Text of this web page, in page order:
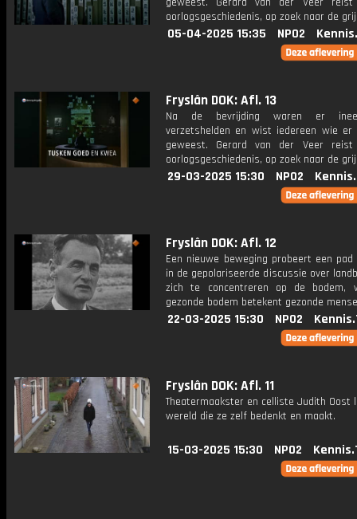
oorlogsgeschiedenis, op zoek naar de
05-04-2025 15:35 NPO2
Fryslân DOK: Afl. 13
Na de bevrijding waren er
verzetshelden en wist iedereen wie
geweest. Gerard van der Veer
oorlogsgeschiedenis, op zoek naar de
29-03-2025 15:30 NPO2
Fryslân DOK: Afl. 12
Een nieuwe beweging probeert een
in de gepolariseerde discussie over
zich te concentreren op de bodem,
gezonde bodem betekent gezonde
22-03-2025 15:30 NPO2
Fryslân DOK: Afl. 11
Theatermaakster en celliste Judith Oost
wereld die ze zelf bedenkt en maakt.
15-03-2025 15:30 NPO2